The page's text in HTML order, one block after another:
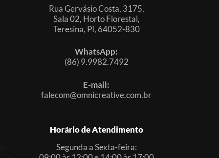
Rua Gervásio Costa, 3175,
Sala 02, Horto Florestal,
Teresina, PI, 64052-830
WhatsApp:
(86) 9.9982.7492
E-mail:
falecom@omnicreative.com.br
Horário de Atendimento
Segunda a Sexta-feira: